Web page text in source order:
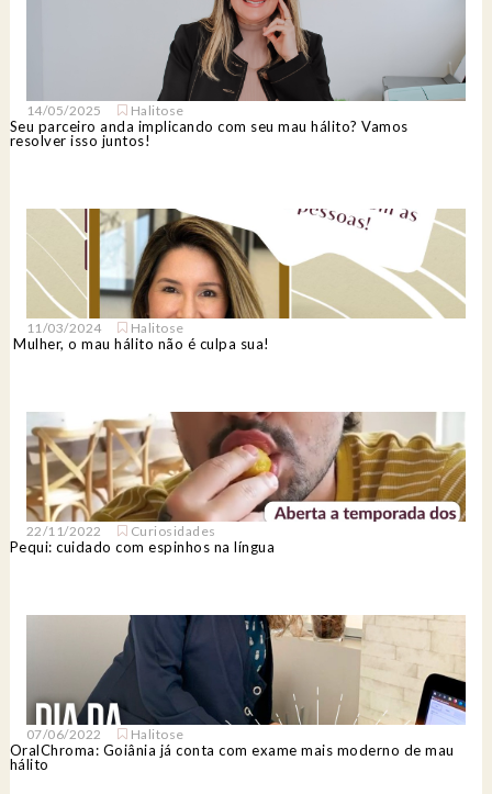
14/05/2025 Halitose
Seu parceiro anda implicando com seu mau hálito? Vamos
resolver isso juntos!
11/03/2024 Halitose
Mulher, o mau hálito não é culpa sua!
22/11/2022 Curiosidades
Pequi: cuidado com espinhos na língua
07/06/2022 Halitose
OralChroma: Goiânia já conta com exame mais moderno de mau
hálito